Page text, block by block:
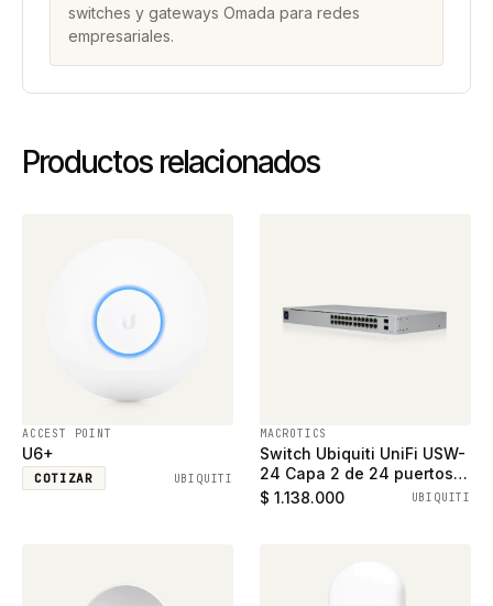
switches y gateways Omada para redes
empresariales.
Productos relacionados
ACCEST POINT
U6+
COTIZAR UBIQUITI
MACROTICS
Switch Ubiquiti UniFi USW-
24 Capa 2 de 24 puertos
ethernet gigabit y 2
$ 1.138.000 UBIQUITI